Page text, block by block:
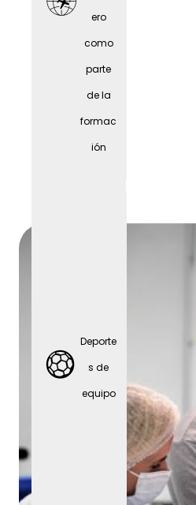
a
ero
como
parte
de la
formac
ión
Deporte
s de
equipo